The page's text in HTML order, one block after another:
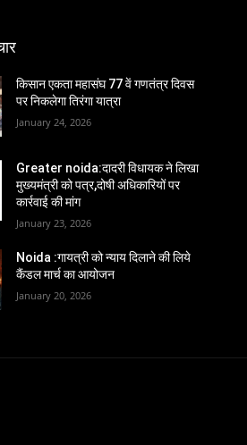
किसान एकता महासंघ 77 वें गणतंत्र दिवस
पर निकलेगा तिरंगा यात्रा
January 24, 2026
Greater noida:दादरी विधायक ने लिखा
मुख्यमंत्री को पत्र,दोषी अधिकारियों पर
कार्रवाई की मांग
January 23, 2026
Noida :गायत्री को न्याय दिलाने की लिये
कैंडल मार्च का आयोजन
January 20, 2026